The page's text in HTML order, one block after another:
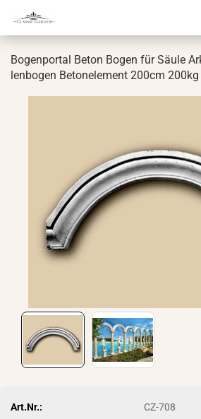
Bo­gen­por­tal Beton Bogen für Säule
len­bo­gen Be­ton­ele­ment 200cm 200kg
Art.Nr.:
CZ-708